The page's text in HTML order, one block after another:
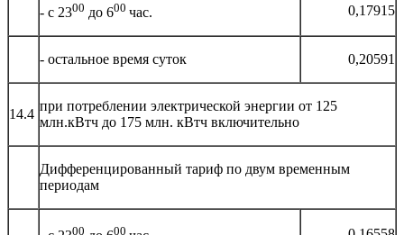
- с 2300 до 600 час. 0,17915
- остальное время суток 0,20591
14.4
при потреблении электрической энергии от 125
млн.кВтч до 175 млн. кВтч включительно
Дифференцированный тариф по двум временным
периодам
00 00